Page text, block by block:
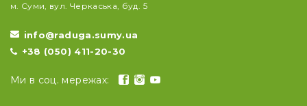
м. Суми, вул. Черкаська, буд. 5
info@raduga.sumy.ua
+38 (050) 411-20-30
Ми в соц. мережах: